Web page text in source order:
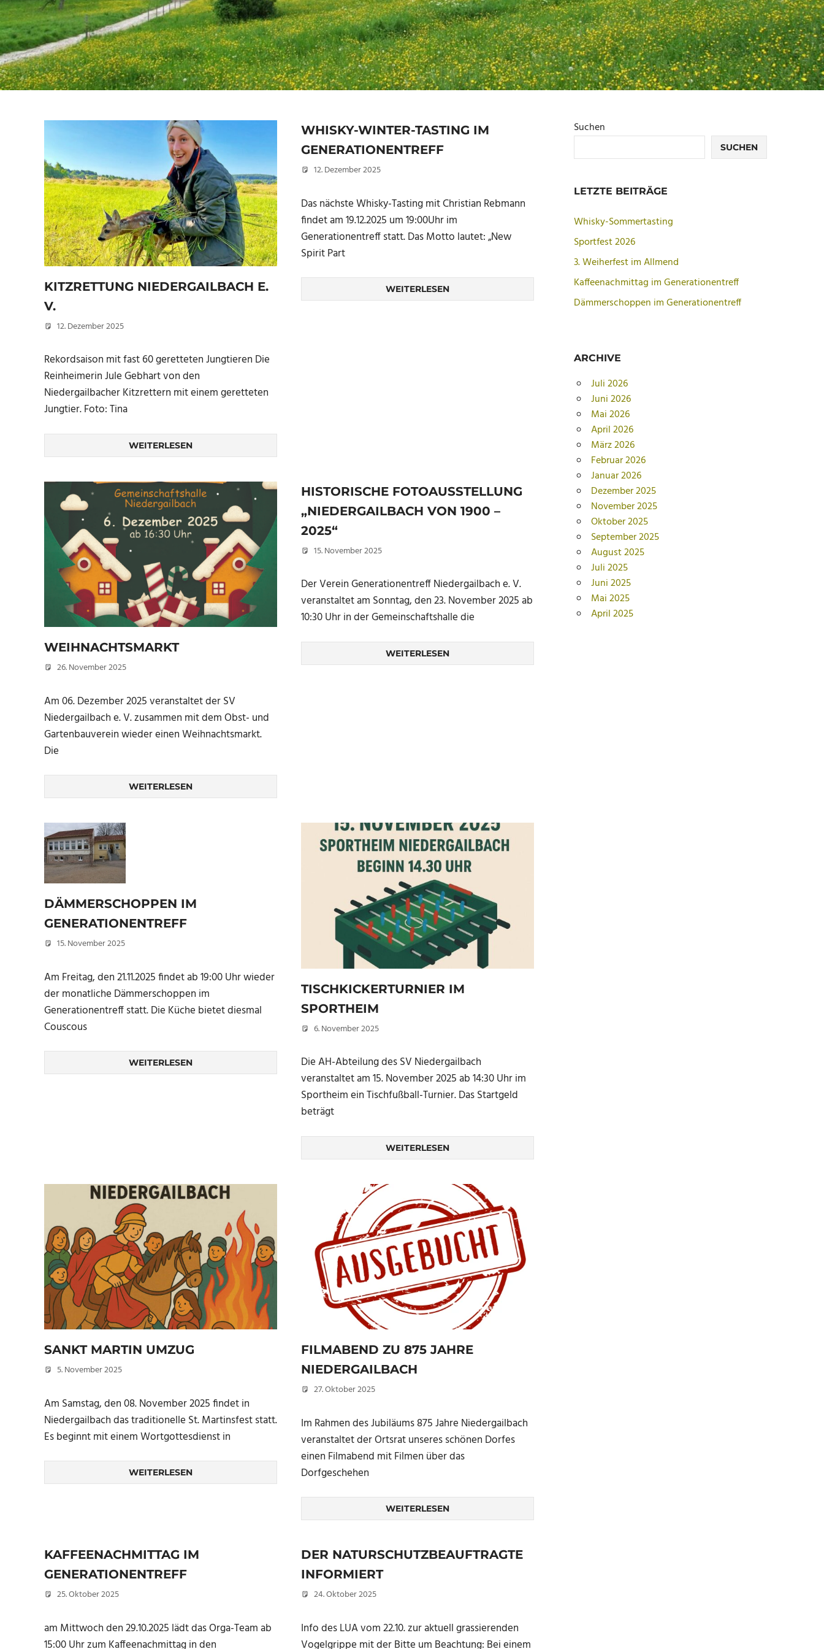
KITZRETTUNG NIEDERGAILBACH E.
V.
12. Dezember 2025
Rekordsaison mit fast 60 geretteten Jungtieren Die
Reinheimerin Jule Gebhart von den
Niedergailbacher Kitzrettern mit einem geretteten
Jungtier. Foto: Tina
WEITERLESEN
WHISKY-WINTER-TASTING IM
GENERATIONENTREFF
12. Dezember 2025
Das nächste Whisky-Tasting mit Christian Rebmann
findet am 19.12.2025 um 19:00Uhr im
Generationentreff statt. Das Motto lautet: „New
Spirit Part
WEITERLESEN
WEIHNACHTSMARKT
26. November 2025
Am 06. Dezember 2025 veranstaltet der SV
Niedergailbach e. V. zusammen mit dem Obst- und
Gartenbauverein wieder einen Weihnachtsmarkt.
Die
WEITERLESEN
HISTORISCHE FOTOAUSSTELLUNG
„NIEDERGAILBACH VON 1900 –
2025“
15. November 2025
Der Verein Generationentreff Niedergailbach e. V.
veranstaltet am Sonntag, den 23. November 2025 ab
10:30 Uhr in der Gemeinschaftshalle die
WEITERLESEN
DÄMMERSCHOPPEN IM
GENERATIONENTREFF
15. November 2025
Am Freitag, den 21.11.2025 findet ab 19:00 Uhr wieder
der monatliche Dämmerschoppen im
Generationentreff statt. Die Küche bietet diesmal
Couscous
WEITERLESEN
TISCHKICKERTURNIER IM
SPORTHEIM
6. November 2025
Die AH-Abteilung des SV Niedergailbach
veranstaltet am 15. November 2025 ab 14:30 Uhr im
Sportheim ein Tischfußball-Turnier. Das Startgeld
beträgt
WEITERLESEN
SANKT MARTIN UMZUG
5. November 2025
Am Samstag, den 08. November 2025 findet in
Niedergailbach das traditionelle St. Martinsfest statt.
Es beginnt mit einem Wortgottesdienst in
WEITERLESEN
FILMABEND ZU 875 JAHRE
NIEDERGAILBACH
27. Oktober 2025
Im Rahmen des Jubiläums 875 Jahre Niedergailbach
veranstaltet der Ortsrat unseres schönen Dorfes
einen Filmabend mit Filmen über das
Dorfgeschehen
WEITERLESEN
KAFFEENACHMITTAG IM
GENERATIONENTREFF
25. Oktober 2025
am Mittwoch den 29.10.2025 lädt das Orga-Team ab
15:00 Uhr zum Kaffeenachmittag in den
DER NATURSCHUTZBEAUFTRAGTE
INFORMIERT
24. Oktober 2025
Info des LUA vom 22.10. zur aktuell grassierenden
Vogelgrippe mit der Bitte um Beachtung: Bei einem
Suchen
SUCHEN
LETZTE BEITRÄGE
Whisky-Sommertasting
Sportfest 2026
3. Weiherfest im Allmend
Kaffeenachmittag im Generationentreff
Dämmerschoppen im Generationentreff
ARCHIVE
Juli 2026
Juni 2026
Mai 2026
April 2026
März 2026
Februar 2026
Januar 2026
Dezember 2025
November 2025
Oktober 2025
September 2025
August 2025
Juli 2025
Juni 2025
Mai 2025
April 2025